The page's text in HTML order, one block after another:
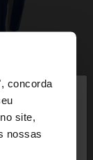
concorda
site,
nossas
Deseja